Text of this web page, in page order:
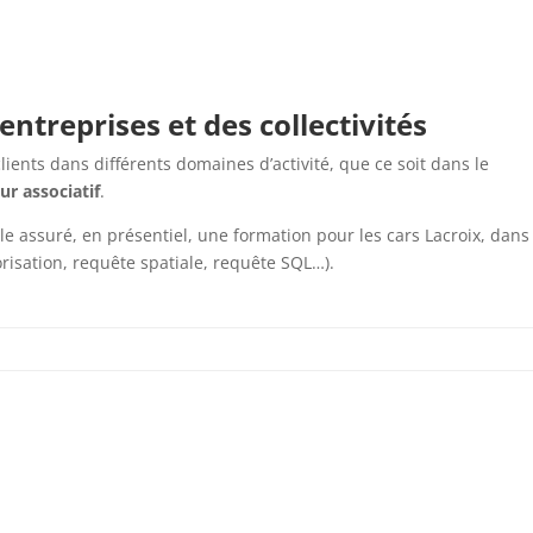
et des collectivités
dans différents domaines d’activité, que ce soit dans le
associatif.
assuré, en présentiel, une formation pour les cars Lacroix, dans
requête spatiale, requête SQL…).